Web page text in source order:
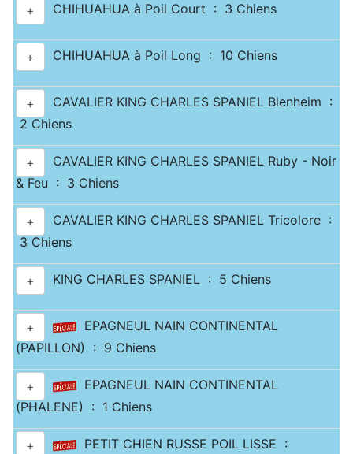
+ CHIHUAHUA à Poil Court : 3 Chiens
+ CHIHUAHUA à Poil Long : 10 Chiens
+
CAVALIER KING CHARLES SPANIEL Blenheim :
2 Chiens
+
CAVALIER KING CHARLES SPANIEL Ruby - Noir
& Feu : 3 Chiens
+
CAVALIER KING CHARLES SPANIEL Tricolore :
3 Chiens
+ KING CHARLES SPANIEL : 5 Chiens
+
EPAGNEUL NAIN CONTINENTAL
(PAPILLON) : 9 Chiens
+
EPAGNEUL NAIN CONTINENTAL
(PHALENE) : 1 Chiens
+
PETIT CHIEN RUSSE POIL LISSE :